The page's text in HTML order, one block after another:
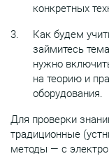
конкретных
Как будем
займитесь
нужно
на теорию и
оборудования.
Для проверки
традиционные
методы — с